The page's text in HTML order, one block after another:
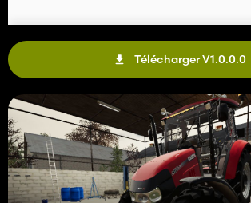
Télécharger V1.0.0.0